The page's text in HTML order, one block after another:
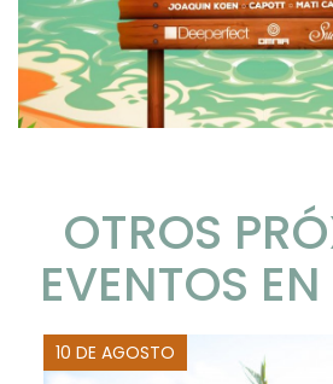
OTROS
EVENTOS
10 DE AGOSTO